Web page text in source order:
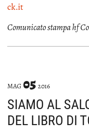
ck.​it
Co­mu­ni­ca­to stam­pa hf
MAG 05 2016
SIAMO AL
DEL LIBRO DI